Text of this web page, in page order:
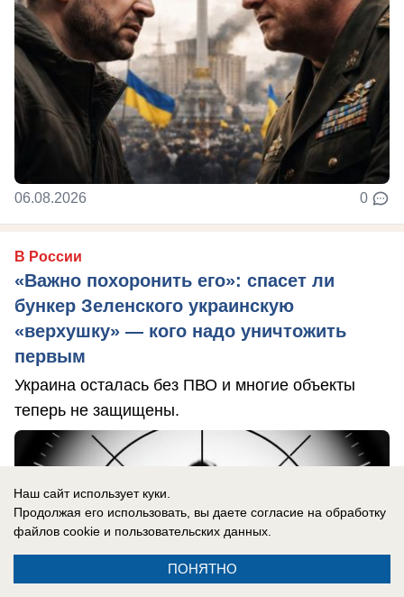
06.08.2026 0
В России
«Важно похоронить его»: спасет ли
бункер Зеленского украинскую
«верхушку» — кого надо уничтожить
первым
Украина осталась без ПВО и многие объекты
теперь не защищены.
Наш сайт использует куки.
Продолжая его использовать, вы даете согласие на обработку
файлов cookie и пользовательских данных.
ПОНЯТНО